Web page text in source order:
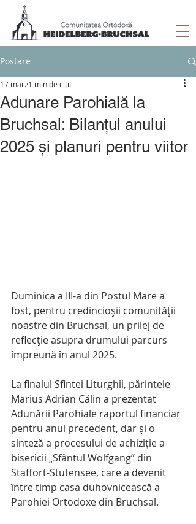
Postare
Adunare Parohială la
Bruchsal: Bilanțul anului
2025 și planuri pentru viitor
17 mar. 1 min de citit
Duminica a III-a din Postul Mare a
fost, pentru credincioșii comunității
noastre din Bruchsal, un prilej de
reflecție asupra drumului parcurs
împreună în anul 2025.
La finalul Sfintei Liturghii, părintele
Marius Adrian Călin a prezentat
Adunării Parohiale raportul financiar
pentru anul precedent, dar și o
sinteză a procesului de achiziție a
bisericii „Sfântul Wolfgang” din
Staffort-Stutensee, care a devenit
între timp casa duhovnicească a
Parohiei Ortodoxe din Bruchsal.